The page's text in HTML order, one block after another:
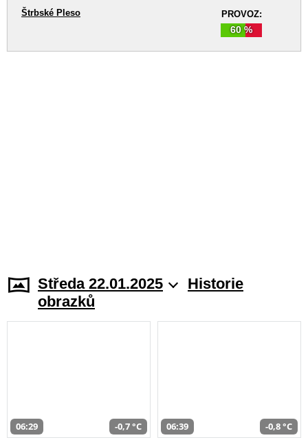
PROVOZ:
60 %
Štrbské Pleso
Středa 22.01.2025
Historie
obrazků
06:29 -0,7 °C 06:39 -0,8 °C